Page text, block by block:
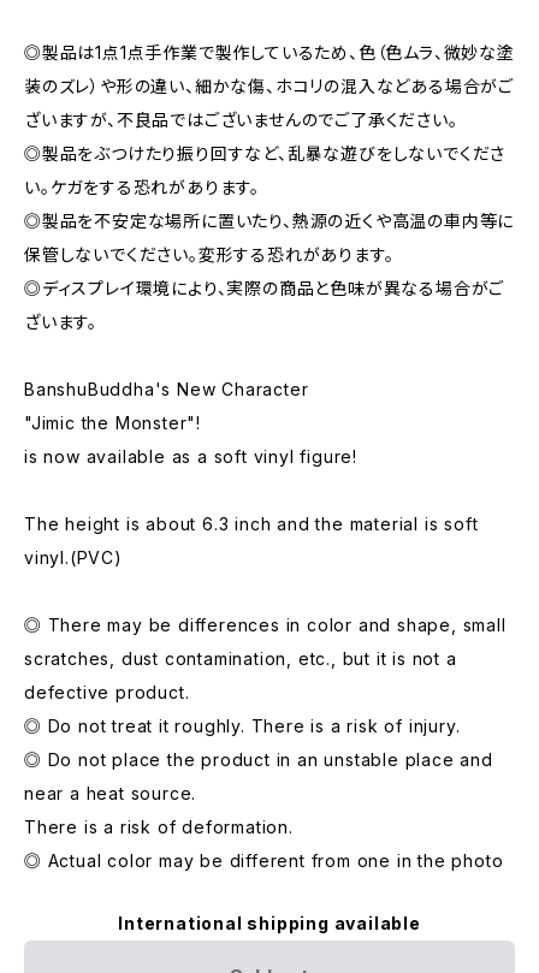
◎製品は1点1点手作業で製作しているため、色（色ムラ、微妙な塗
装のズレ）や形の違い、細かな傷、ホコリの混入などある場合がご
ざいますが、不良品ではございませんのでご了承ください。
◎製品をぶつけたり振り回すなど、乱暴な遊びをしないでくださ
い。ケガをする恐れがあります。
◎製品を不安定な場所に置いたり、熱源の近くや高温の車内等に
保管しないでください。変形する恐れがあります。
◎ディスプレイ環境により、実際の商品と色味が異なる場合がご
ざいます。
BanshuBuddha's New Character
"Jimic the Monster"!
is now available as a soft vinyl figure!
The height is about 6.3 inch and the material is soft
vinyl.(PVC)
◎ There may be differences in color and shape, small
scratches, dust contamination, etc., but it is not a
defective product.
◎ Do not treat it roughly. There is a risk of injury.
◎ Do not place the product in an unstable place and
near a heat source.
There is a risk of deformation.
◎ Actual color may be different from one in the photo
International shipping available